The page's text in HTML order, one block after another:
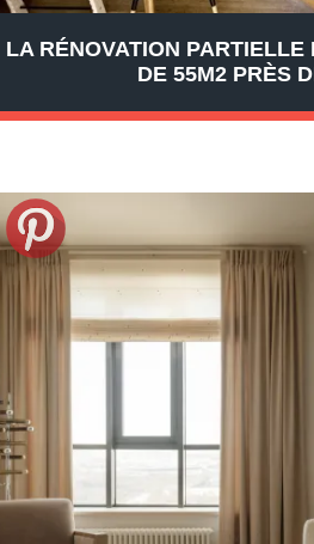
LA RÉNOVATION PARTIELLE
DE 55M2 PRÈS